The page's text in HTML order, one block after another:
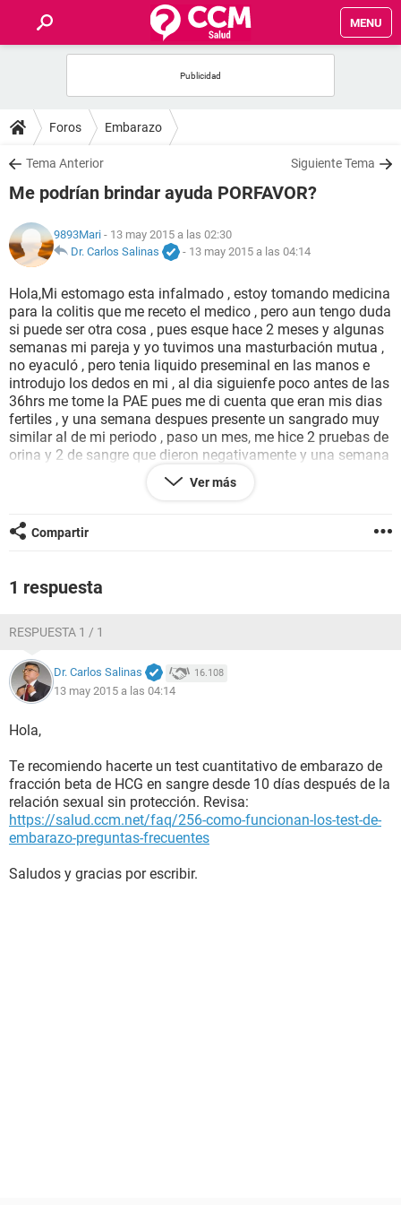
MENU
FOROS
SALUD
FAMILIA
NUTRICIÓN
BIENESTAR
SEXUALIDAD
GLOSARIO
Foros Embarazo
Tema Anterior Siguiente Tema
Me podrían brindar ayuda PORFAVOR?
9893Mari - 13 may 2015 a las 02:30
Dr. Carlos Salinas
- 13 may 2015 a las 04:14
Hola,Mi estomago esta infalmado , estoy tomando medicina
para la colitis que me receto el medico , pero aun tengo duda
si puede ser otra cosa , pues esque hace 2 meses y algunas
semanas mi pareja y yo tuvimos una masturbación mutua ,
no eyaculó , pero tenia liquido preseminal en las manos e
introdujo los dedos en mi , al dia siguienfe poco antes de las
36hrs me tome la PAE pues me di cuenta que eran mis dias
fertiles , y una semana despues presente un sangrado muy
similar al de mi periodo , paso un mes, me hice 2 pruebas de
orina y 2 de sangre que dieron negativamente y una semana
después tuve (no se si se pueda considerar asi ) mi periodo
contando desde el sangrado anterior, ya fui al medico, he
y de un color distinto , Qué me sucede, aun hay posibilidad
de embarazo? Ya es psicológico?
Ver más
Compartir
1 respuesta
RESPUESTA 1 / 1
Dr. Carlos Salinas 16.108
13 may 2015 a las 04:14
Hola,
Te recomiendo hacerte un test cuantitativo de embarazo de
fracción beta de HCG en sangre desde 10 días después de la
relación sexual sin protección. Revisa:
https://salud.ccm.net/faq/256-como-funcionan-los-test-de-
embarazo-preguntas-frecuentes
Saludos y gracias por escribir.